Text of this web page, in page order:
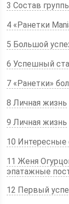
3 Состав
4 «Ранетки
5 Большой
6 Успешный
7 «Ранетки»
8 Личная жизнь
9 Личная жизнь
10
11 Женя
эпатажные
12 Первый